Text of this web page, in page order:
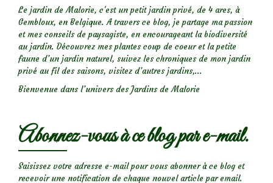
Le jardin de Malorie, c'est un petit jardin privé, de 4 ares, à
Gembloux, en Belgique. A travers ce blog, je partage ma passion
et mes conseils de paysagiste, en encourageant la biodiversité
au jardin. Découvrez mes plantes coup de coeur et la petite
faune d’un jardin naturel, suivez les chroniques de mon jardin
privé au fil des saisons, visitez d’autres jardins,...
Bienvenue dans l’univers des Jardins de Malorie
Abonnez-vous à ce blog par e-mail.
Saisissez votre adresse e-mail pour vous abonner à ce blog et
recevoir une notification de chaque nouvel article par email.